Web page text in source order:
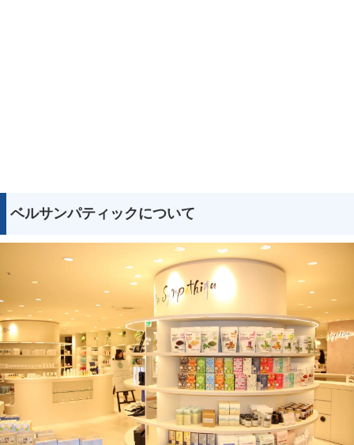
ベルサンパティックについて